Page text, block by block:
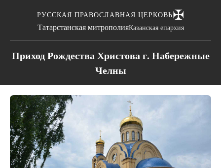
РУССКАЯ ПРАВОСЛАВНАЯ ЦЕРКОВЬ✠
Татарстанская митрополияКазанская епархия
Приход Рождества Христова г. Набережные
Челны